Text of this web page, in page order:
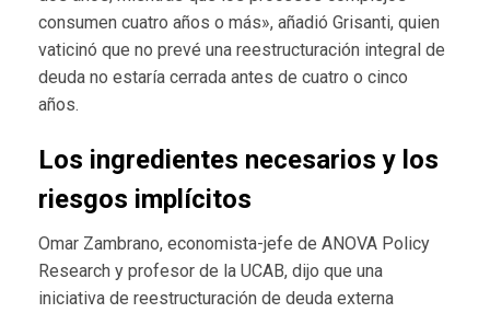
consumen cuatro años o más», añadió Grisanti, quien
vaticinó que no prevé una reestructuración integral de
deuda no estaría cerrada antes de cuatro o cinco
años.
Los ingredientes necesarios y los
riesgos implícitos
Omar Zambrano, economista-jefe de ANOVA Policy
Research y profesor de la UCAB, dijo que una
iniciativa de reestructuración de deuda externa